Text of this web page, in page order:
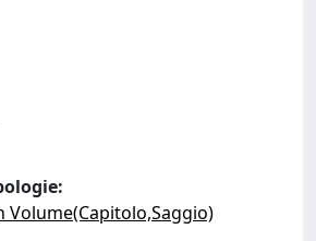
Volume(Capitolo,Saggio)